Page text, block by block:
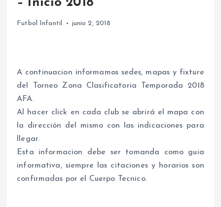
– Inicio 2018
Futbol Infantil junio 2, 2018
A continuacion informamos sedes, mapas y fixture
del Torneo Zona Clasificatoria Temporada 2018
AFA.
Al hacer click en cada club se abrirá el mapa con
la dirección del mismo con las indicaciones para
llegar.
Esta informacion debe ser tomanda como guia
informativa, siempre las citaciones y horarios son
confirmadas por el Cuerpo Tecnico.